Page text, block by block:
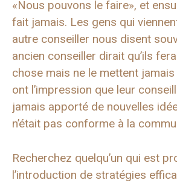
«Nous pouvons le faire», et
fait jamais. Les gens qui
autre conseiller nous disent
ancien conseiller dirait qu’ils
chose mais ne le mettent
ont l’impression que leur
jamais apporté de nouvelles
n’était pas conforme à la
Recherchez quelqu’un qui est
l’introduction de stratégies